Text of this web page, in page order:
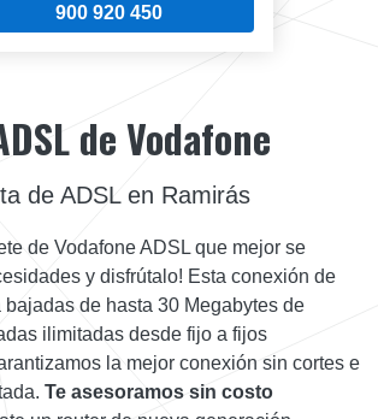
900 920 450
de Vodafone
de ADSL en Ramirás
de Vodafone ADSL que mejor se
y disfrútalo! Esta conexión de
bajadas de hasta 30 Megabytes de
ilimitadas desde fijo a fijos
la mejor conexión sin cortes e
Te asesoramos sin costo